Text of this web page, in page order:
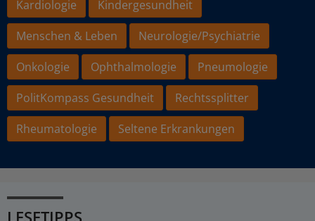
Kardiologie
Kindergesundheit
Menschen & Leben
Neurologie/Psychiatrie
Onkologie
Ophthalmologie
Pneumologie
PolitKompass Gesundheit
Rechtssplitter
Rheumatologie
Seltene Erkrankungen
LESETIPPS